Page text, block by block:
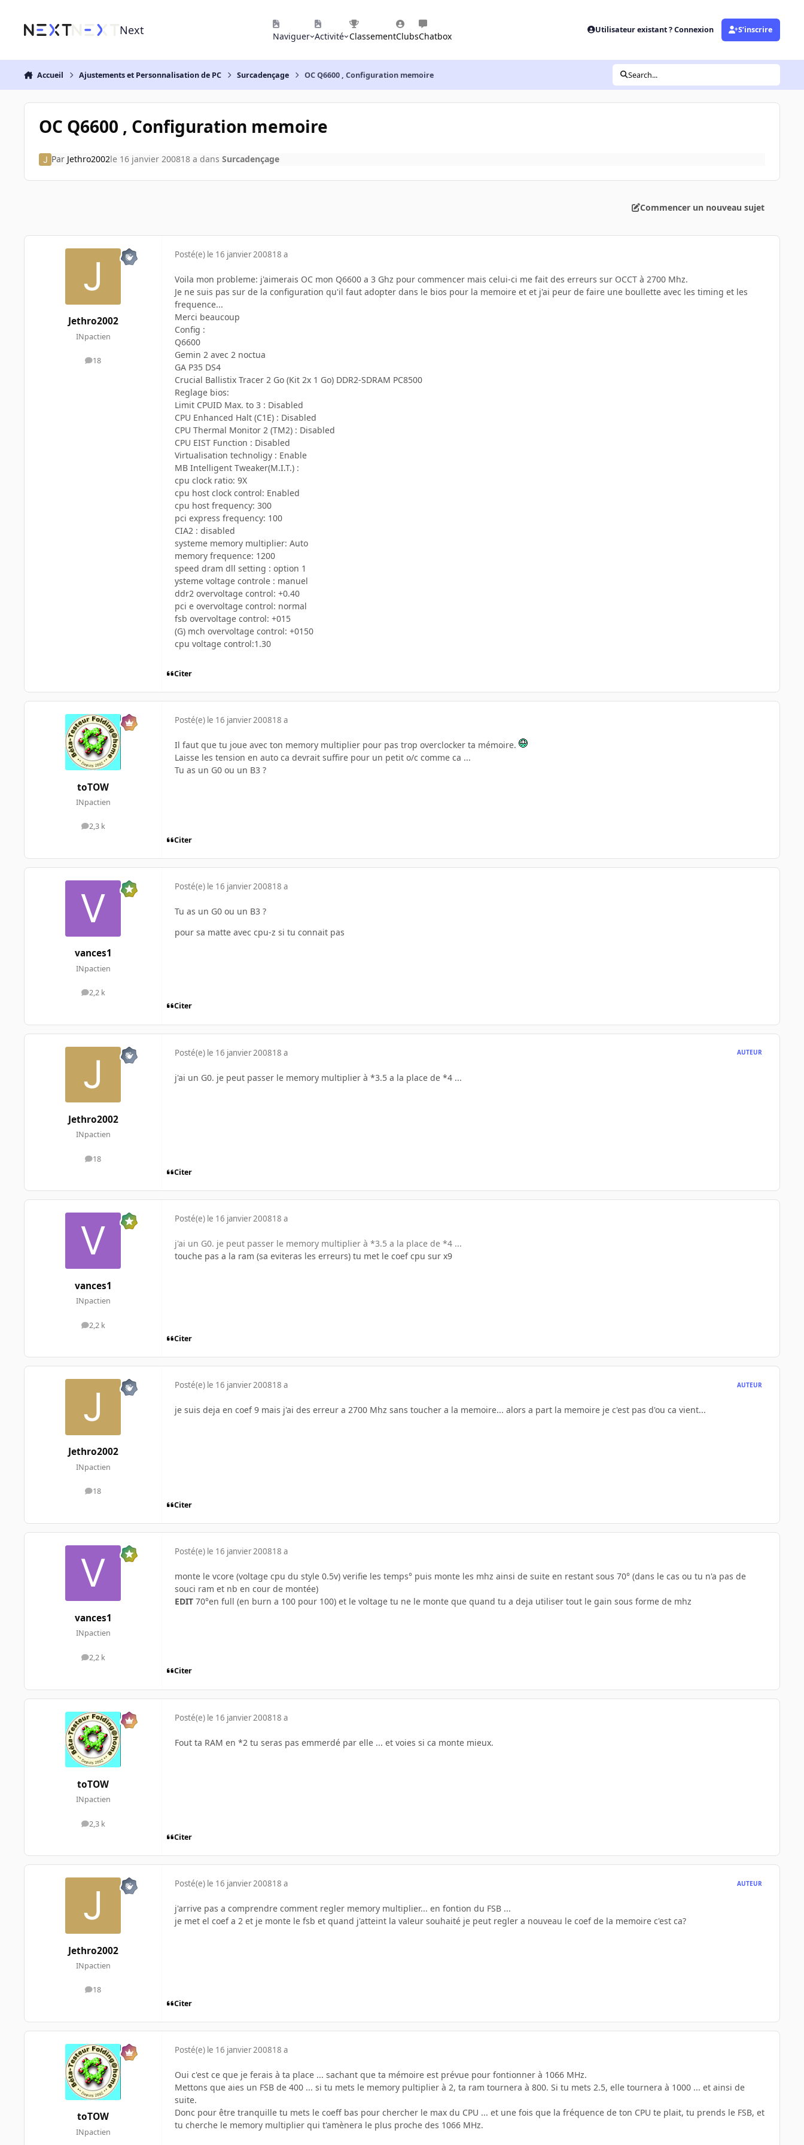
Next Naviguer Activité ClassementClubsChatbox
Utilisateur existant ? Connexion S’inscrire
Accueil Ajustements et Personnalisation de PC Surcadençage OC Q6600 , Configuration memoire Search...
OC Q6600 , Configuration memoire
Par Jethro2002le 16 janvier 200818 a dans Surcadençage
Commencer un nouveau sujet
Jethro2002
INpactien
18
messages
Posté(e) le 16 janvier 200818 a
Voila mon probleme: j'aimerais OC mon Q6600 a 3 Ghz pour commencer mais celui-ci me fait des erreurs sur OCCT à 2700 Mhz.
Je ne suis pas sur de la configuration qu'il faut adopter dans le bios pour la memoire et et j'ai peur de faire une boullette avec les timing et les
frequence...
Merci beaucoup
Config :
Q6600
Gemin 2 avec 2 noctua
GA P35 DS4
Crucial Ballistix Tracer 2 Go (Kit 2x 1 Go) DDR2-SDRAM PC8500
Reglage bios:
Limit CPUID Max. to 3 : Disabled
CPU Enhanced Halt (C1E) : Disabled
CPU Thermal Monitor 2 (TM2) : Disabled
CPU EIST Function : Disabled
Virtualisation technoligy : Enable
MB Intelligent Tweaker(M.I.T.) :
cpu clock ratio: 9X
cpu host clock control: Enabled
cpu host frequency: 300
pci express frequency: 100
CIA2 : disabled
systeme memory multiplier: Auto
memory frequence: 1200
speed dram dll setting : option 1
ysteme voltage controle : manuel
ddr2 overvoltage control: +0.40
pci e overvoltage control: normal
fsb overvoltage control: +015
(G) mch overvoltage control: +0150
cpu voltage control:1.30
Citer
toTOW
INpactien
2,3 k
messages
Posté(e) le 16 janvier 200818 a
Il faut que tu joue avec ton memory multiplier pour pas trop overclocker ta mémoire.
Laisse les tension en auto ca devrait suffire pour un petit o/c comme ca ...
Tu as un G0 ou un B3 ?
Citer
vances1
INpactien
2,2 k
messages
Posté(e) le 16 janvier 200818 a
Tu as un G0 ou un B3 ?
pour sa matte avec cpu-z si tu connait pas
Citer
Jethro2002
INpactien
18
messages
Posté(e) le 16 janvier 200818 a AUTEUR
j'ai un G0. je peut passer le memory multiplier à *3.5 a la place de *4 ...
Citer
vances1
INpactien
2,2 k
messages
Posté(e) le 16 janvier 200818 a
j'ai un G0. je peut passer le memory multiplier à *3.5 a la place de *4 ...
touche pas a la ram (sa eviteras les erreurs) tu met le coef cpu sur x9
Citer
Jethro2002
INpactien
18
messages
Posté(e) le 16 janvier 200818 a AUTEUR
je suis deja en coef 9 mais j'ai des erreur a 2700 Mhz sans toucher a la memoire... alors a part la memoire je c'est pas d'ou ca vient...
Citer
vances1
INpactien
2,2 k
messages
Posté(e) le 16 janvier 200818 a
monte le vcore (voltage cpu du style 0.5v) verifie les temps° puis monte les mhz ainsi de suite en restant sous 70° (dans le cas ou tu n'a pas de
souci ram et nb en cour de montée)
EDIT 70°en full (en burn a 100 pour 100) et le voltage tu ne le monte que quand tu a deja utiliser tout le gain sous forme de mhz
Citer
toTOW
INpactien
2,3 k
messages
Posté(e) le 16 janvier 200818 a
Fout ta RAM en *2 tu seras pas emmerdé par elle ... et voies si ca monte mieux.
Citer
Jethro2002
INpactien
18
messages
Posté(e) le 16 janvier 200818 a AUTEUR
j'arrive pas a comprendre comment regler memory multiplier... en fontion du FSB ...
je met el coef a 2 et je monte le fsb et quand j'atteint la valeur souhaité je peut regler a nouveau le coef de la memoire c'est ca?
Citer
toTOW
INpactien
Posté(e) le 16 janvier 200818 a
Oui c'est ce que je ferais à ta place ... sachant que ta mémoire est prévue pour fontionner à 1066 MHz.
Mettons que aies un FSB de 400 ... si tu mets le memory pultiplier à 2, ta ram tournera à 800. Si tu mets 2.5, elle tournera à 1000 ... et ainsi de
suite.
Donc pour être tranquille tu mets le coeff bas pour chercher le max du CPU ... et une fois que la fréquence de ton CPU te plait, tu prends le FSB, et
tu cherche le memory multiplier qui t'amènera le plus proche des 1066 MHz.